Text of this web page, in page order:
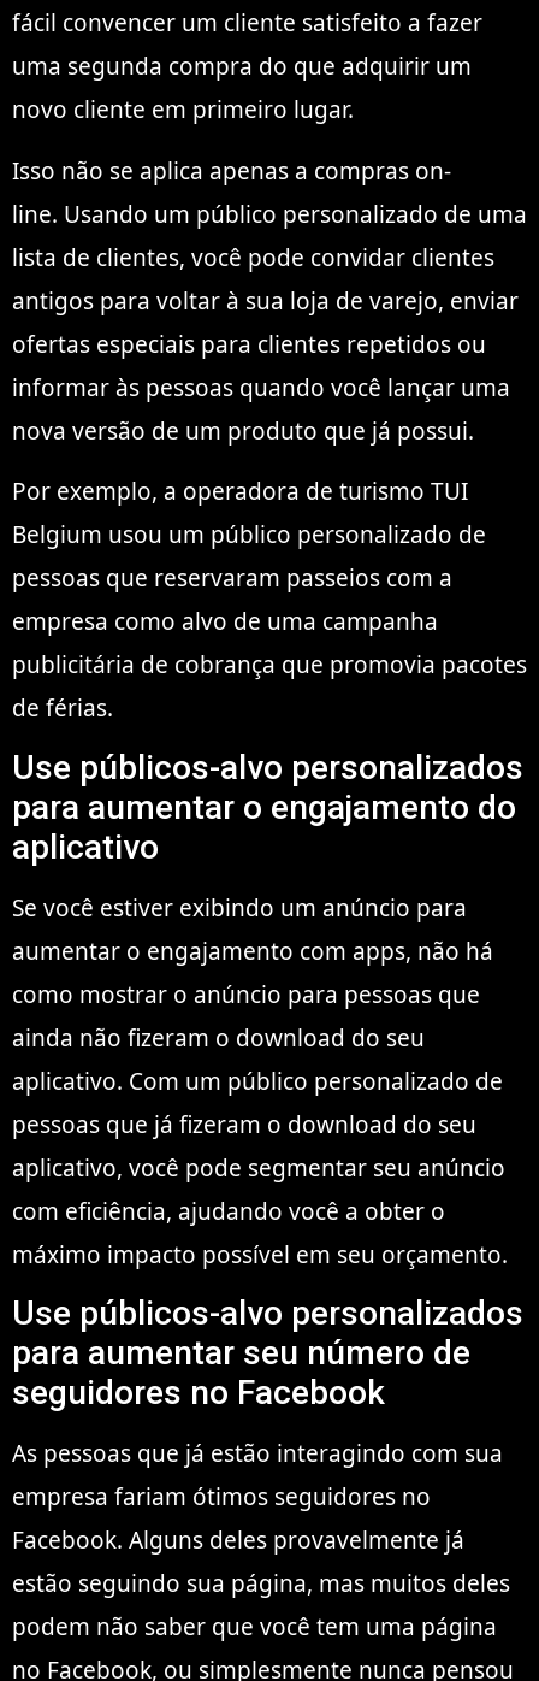
fácil convencer um cliente satisfeito a fazer
uma segunda compra do que adquirir um
novo cliente em primeiro lugar.
Isso não se aplica apenas a compras on-
line. Usando um público personalizado de uma
lista de clientes, você pode convidar clientes
antigos para voltar à sua loja de varejo, enviar
ofertas especiais para clientes repetidos ou
informar às pessoas quando você lançar uma
nova versão de um produto que já possui.
Por exemplo, a operadora de turismo TUI
Belgium usou um público personalizado de
pessoas que reservaram passeios com a
empresa como alvo de uma campanha
publicitária de cobrança que promovia pacotes
de férias.
Use públicos-alvo personalizados
para aumentar o engajamento do
aplicativo
Se você estiver exibindo um anúncio para
aumentar o engajamento com apps, não há
como mostrar o anúncio para pessoas que
ainda não fizeram o download do seu
aplicativo. Com um público personalizado de
pessoas que já fizeram o download do seu
aplicativo, você pode segmentar seu anúncio
com eficiência, ajudando você a obter o
máximo impacto possível em seu orçamento.
Use públicos-alvo personalizados
para aumentar seu número de
seguidores no Facebook
As pessoas que já estão interagindo com sua
empresa fariam ótimos seguidores no
Facebook. Alguns deles provavelmente já
estão seguindo sua página, mas muitos deles
podem não saber que você tem uma página
no Facebook, ou simplesmente nunca pensou